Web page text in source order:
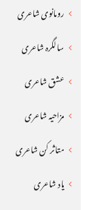
رومانوی شاعری
سالگرہ شاعری
عشق شاعری
مزاحیہ شاعری
متاثر کن شاعری
یاد شاعری